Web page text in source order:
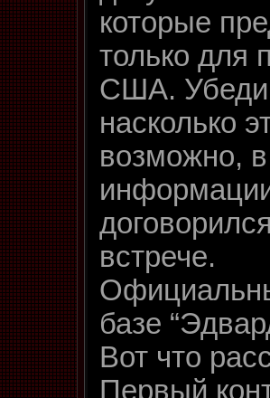
которые
только для
США.
насколько
возможно,
встрече.
базе
Вот что
Первый